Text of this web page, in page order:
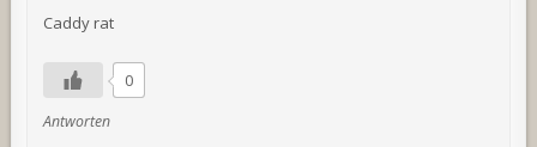
Caddy rat
0
Antworten